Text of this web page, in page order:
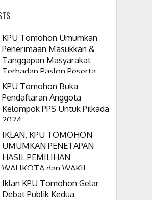
KPU Tomohon Umumkan
Penerimaan Masukkan &
Tanggapan Masyarakat
Terhadap Paslon Peserta
Pilkada 2024
KPU Tomohon Buka
Pendaftaran Anggota
Kelompok PPS Untuk Pilkada
2024
IKLAN, KPU TOMOHON
UMUMKAN PENETAPAN
HASIL PEMILIHAN
WALIKOTA dan WAKIL
WALIKOTA TOMOHON
TAHUN 2024
Iklan KPU Tomohon Gelar
Debat Publik Kedua